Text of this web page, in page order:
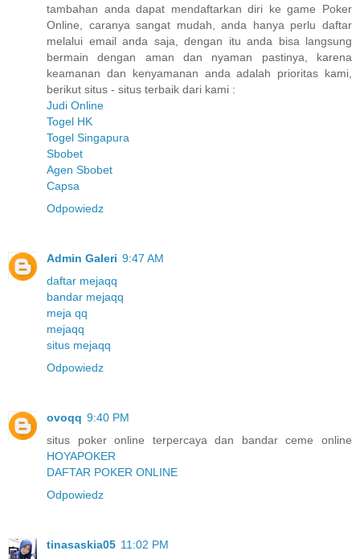
tambahan anda dapat mendaftarkan diri ke game Poker
Online, caranya sangat mudah, anda hanya perlu daftar
melalui email anda saja, dengan itu anda bisa langsung
bermain dengan aman dan nyaman pastinya, karena
keamanan dan kenyamanan anda adalah prioritas kami,
berikut situs - situs terbaik dari kami :
Judi Online
Togel HK
Togel Singapura
Sbobet
Agen Sbobet
Capsa
Odpowiedz
Admin Galeri 9:47 AM
daftar mejaqq
bandar mejaqq
meja qq
mejaqq
situs mejaqq
Odpowiedz
ovoqq 9:40 PM
situs poker online terpercaya dan bandar ceme online
HOYAPOKER
DAFTAR POKER ONLINE
Odpowiedz
tinasaskia05 11:02 PM